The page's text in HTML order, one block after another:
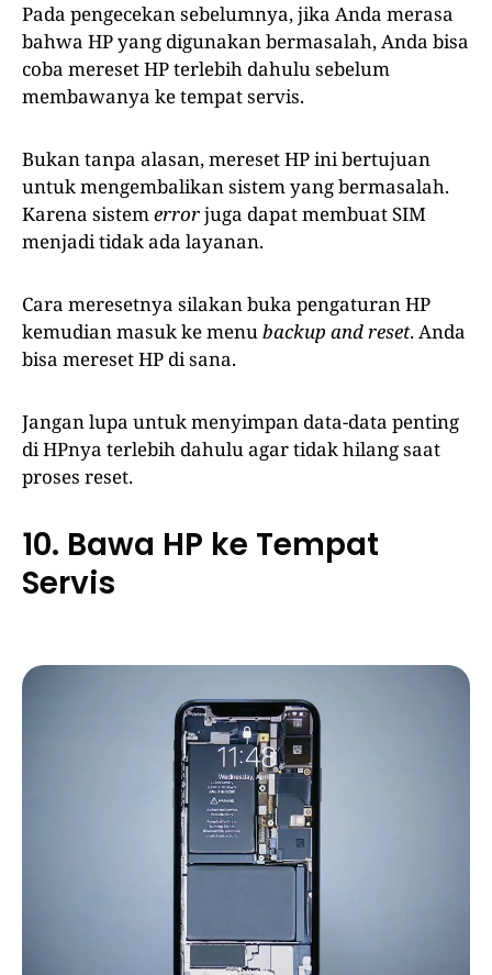
Pada pengecekan sebelumnya, jika Anda merasa
bahwa HP yang digunakan bermasalah, Anda bisa
coba mereset HP terlebih dahulu sebelum
membawanya ke tempat servis.
Bukan tanpa alasan, mereset HP ini bertujuan
untuk mengembalikan sistem yang bermasalah.
Karena sistemerrorjuga dapat membuat SIM
menjadi tidak ada layanan.
Cara meresetnya silakan buka pengaturan HP
kemudian masuk ke menubackup and reset. Anda
bisa mereset HP di sana.
Jangan lupa untuk menyimpan data-data penting
di HPnya terlebih dahulu agar tidak hilang saat
proses reset.
10. Bawa HP ke Tempat
Servis